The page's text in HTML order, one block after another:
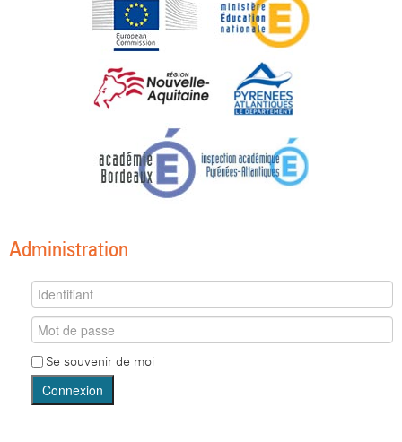
Administration
Se souvenir de moi
Connexion